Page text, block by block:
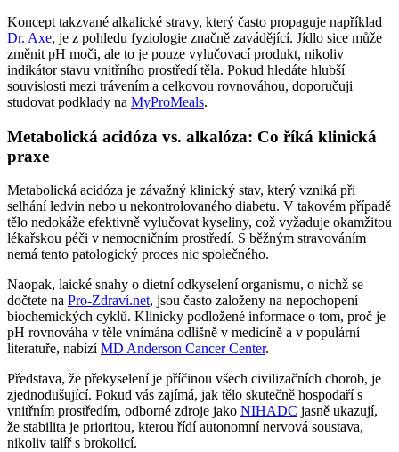
Koncept takzvané alkalické stravy, který často propaguje například
Dr. Axe, je z pohledu fyziologie značně zavádějící. Jídlo sice může
změnit pH moči, ale to je pouze vylučovací produkt, nikoliv
indikátor stavu vnitřního prostředí těla. Pokud hledáte hlubší
souvislosti mezi trávením a celkovou rovnováhou, doporučuji
studovat podklady na MyProMeals.
Metabolická acidóza vs. alkalóza: Co říká klinická
praxe
Metabolická acidóza je závažný klinický stav, který vzniká při
selhání ledvin nebo u nekontrolovaného diabetu. V takovém případě
tělo nedokáže efektivně vylučovat kyseliny, což vyžaduje okamžitou
lékařskou péči v nemocničním prostředí. S běžným stravováním
nemá tento patologický proces nic společného.
Naopak, laické snahy o dietní odkyselení organismu, o nichž se
dočtete na Pro-Zdraví.net, jsou často založeny na nepochopení
biochemických cyklů. Klinicky podložené informace o tom, proč je
pH rovnováha v těle vnímána odlišně v medicíně a v populární
literatuře, nabízíMD Anderson Cancer Center.
Představa, že překyselení je příčinou všech civilizačních chorob, je
zjednodušující. Pokud vás zajímá, jak tělo skutečně hospodaří s
vnitřním prostředím, odborné zdroje jako NIHADC jasně ukazují,
že stabilita je prioritou, kterou řídí autonomní nervová soustava,
nikoliv talíř s brokolicí.